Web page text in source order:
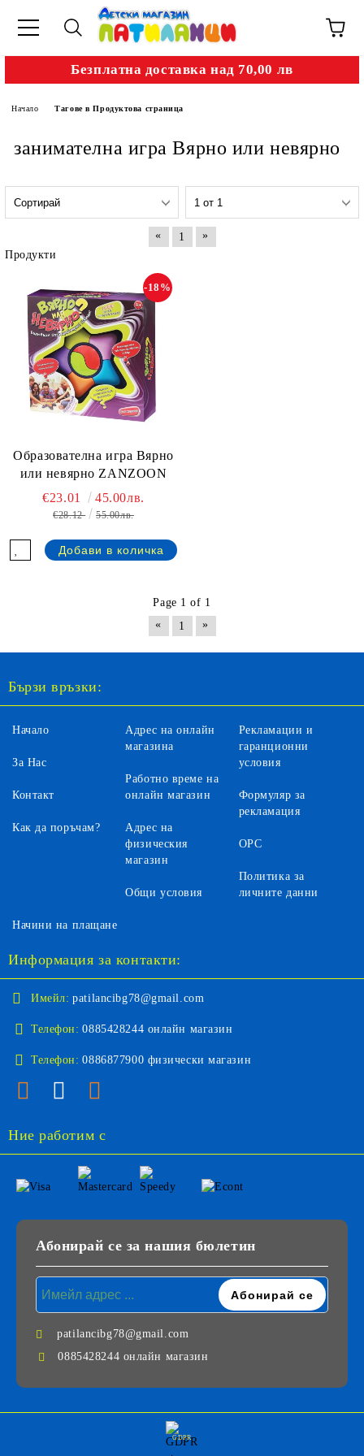
Безплатна доставка над 70,00 лв
Начало Тагове в Продуктова страница
занимателна игра Вярно или невярно
« 1
»
Продукти
Образователна игра Вярно
или невярно ZANZOON
-18%
€23.01 45.00лв.
€28.12 55.00лв.
Page 1 of 1
«
1 »
Бързи връзки:
Начало
За Нас
Контакт
Как да поръчам?
Адрес на онлайн
магазина
Работно време на
онлайн магазин
Адрес на
физическия
магазин
Общи условия
Рекламации и
гаранционни
условия
Формуляр за
рекламация
ОРС
Политика за
личните данни
Начини на плащане
Информация за контакти:
Имейл: patilancibg78@gmail.com
Телефон: 0885428244 онлайн магазин
Телефон: 0886877900 физически магазин
Ние работим с
Абонирай се за нашия бюлетин
patilancibg78@gmail.com
0885428244 онлайн магазин
GDPR